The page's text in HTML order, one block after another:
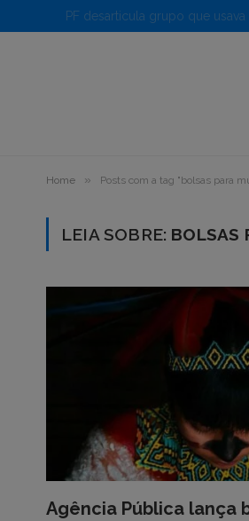
Home » Posts com a tag "bolsas para
LEIA SOBRE: BOLSAS
Agência Pública lança